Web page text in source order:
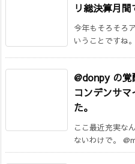
リ総決算月間
今年もそろそろ
いうことですね
@donpy の覚
コンデンサ
た。
ここ最近充実な
ないわけで。